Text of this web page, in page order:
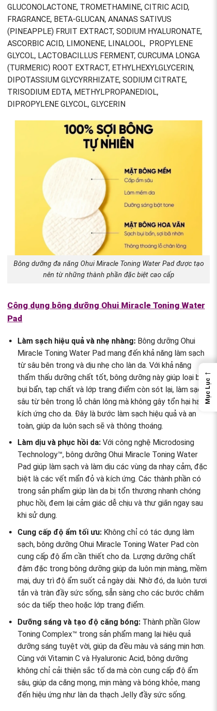
GLUCONOLACTONE, TROMETHAMINE, CITRIC ACID,
FRAGRANCE, BETA-GLUCAN, ANANAS SATIVUS
(PINEAPPLE) FRUIT EXTRACT, SODIUM HYALURONATE,
ASCORBIC ACID, LIMONENE, LINALOOL, PROPYLENE
GLYCOL, LACTOBACILLUS FERMENT, CURCUMA LONGA
(TURMERIC) ROOT EXTRACT, ETHYLHEXYLGLYCERIN,
DIPOTASSIUM GLYCYRRHIZATE, SODIUM CITRATE,
TRISODIUM EDTA, METHYLPROPANEDIOL,
DIPROPYLENE GLYCOL, GLYCERIN
Bông dưỡng đa năng Ohui Miracle Toning Water Pad được tạo
nên từ những thành phần đặc biệt cao cấp
Công dụng bông dưỡng Ohui Miracle Toning Water
Pad
Làm sạch hiệu quả và nhẹ nhàng:Bông dưỡng Ohui
Miracle Toning Water Pad mang đến khả năng làm sạch
từ sâu bên trong và dịu nhẹ cho làn da. Với khả năng
thẩm thấu dưỡng chất tốt, bông dưỡng này giúp loại bỏ
bụi bẩn, tạp chất và lớp trang điểm còn sót lại, làm sạch
sâu từ bên trong lỗ chân lông mà không gây tổn hại hay
kích ứng cho da. Đây là bước làm sạch hiệu quả và an
toàn, giúp da luôn sạch sẽ và thông thoáng.
Làm dịu và phục hồi da:Với công nghệ Microdosing
Technology™, bông dưỡng Ohui Miracle Toning Water
Pad giúp làm sạch và làm dịu các vùng da nhạy cảm, đặc
biệt là các vết mẩn đỏ và kích ứng. Các thành phần có
trong sản phẩm giúp làn da bị tổn thương nhanh chóng
phục hồi, đem lại cảm giác dễ chịu và thư giãn ngay sau
khi sử dụng.
Cung cấp độ ẩm tối ưu:Không chỉ có tác dụng làm
sạch, bông dưỡng Ohui Miracle Toning Water Pad còn
cung cấp độ ẩm cần thiết cho da. Lượng dưỡng chất
đậm đặc trong bông dưỡng giúp da luôn mịn màng, mềm
mại, duy trì độ ẩm suốt cả ngày dài. Nhờ đó, da luôn tươi
tắn và tràn đầy sức sống, sẵn sàng cho các bước chăm
sóc da tiếp theo hoặc lớp trang điểm.
Dưỡng sáng và tạo độ căng bóng:Thành phần Glow
Toning Complex™ trong sản phẩm mang lại hiệu quả
dưỡng sáng tuyệt vời, giúp da đều màu và sáng mịn hơn.
Cùng với Vitamin C và Hyaluronic Acid, bông dưỡng
không chỉ cải thiện sắc tố da mà còn cung cấp độ ẩm
sâu, giúp da căng mọng, mịn màng và bóng khỏe, mang
đến hiệu ứng như làn da thạch Jelly đầy sức sống.
←
Mục Lục